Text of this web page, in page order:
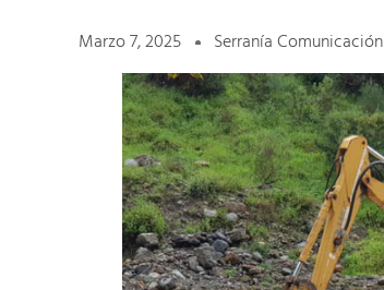
Marzo 7, 2025 Serranía Comunicación